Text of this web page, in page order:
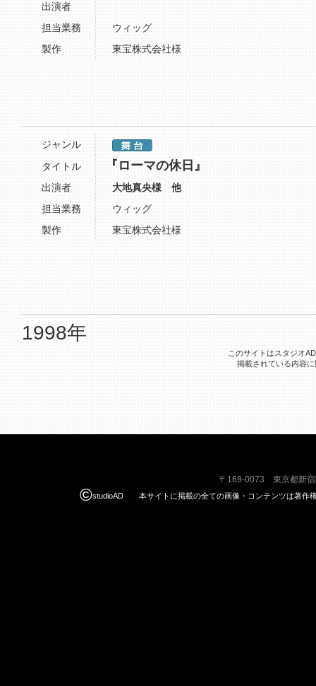
出演者
担当業務
ウィッグ
製作
東宝株式会社様
ジャンル
タイトル
『ローマの休日』
出演者
大地真央様 他
担当業務
ウィッグ
製作
東宝株式会社様
1998年
このサイトはスタジオ
掲載されている内容
〒169-0073 東京都新宿
©studioAD 本サイトに掲載の全ての画像・コンテンツは著作権